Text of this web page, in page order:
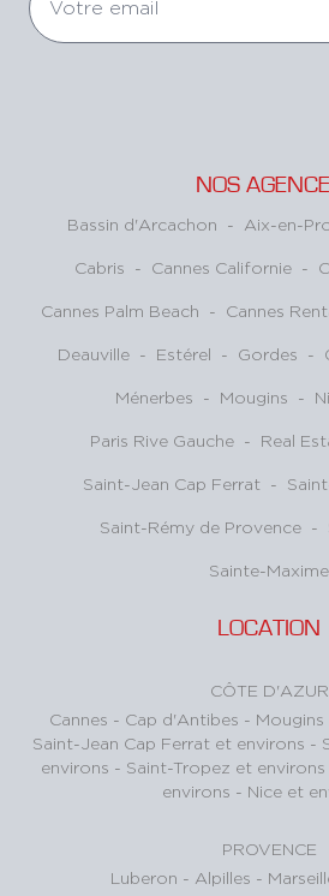
LOCATION
CÔTE D'AZUR
Cannes - Cap d'Antibes - Mougins
Saint-Jean Cap Ferrat et environs -
environs - Saint-Tropez et environs
environs - Nice et
PROVENCE
Luberon - Alpilles -
NOS
Bassin d'Arcachon - Aix-en-
Cabris - Cannes Californie -
Cannes Palm Beach - Cannes
Deauville - Estérel - Gordes -
Ménerbes - Mougins -
Paris Rive Gauche - Real
Saint-Jean Cap Ferrat -
Saint-Rémy de Provence -
Sainte-Maxime